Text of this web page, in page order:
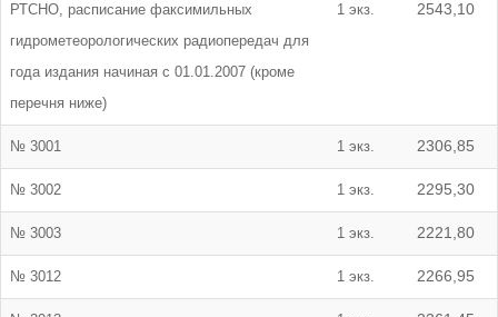
РТСНО, расписание факсимильных
гидрометеорологических радиопередач для
года издания начиная с 01.01.2007 (кроме
перечня ниже)
1 экз. 2543,10
№ 3001 1 экз. 2306,85
№ 3002 1 экз. 2295,30
№ 3003 1 экз. 2221,80
№ 3012 1 экз. 2266,95